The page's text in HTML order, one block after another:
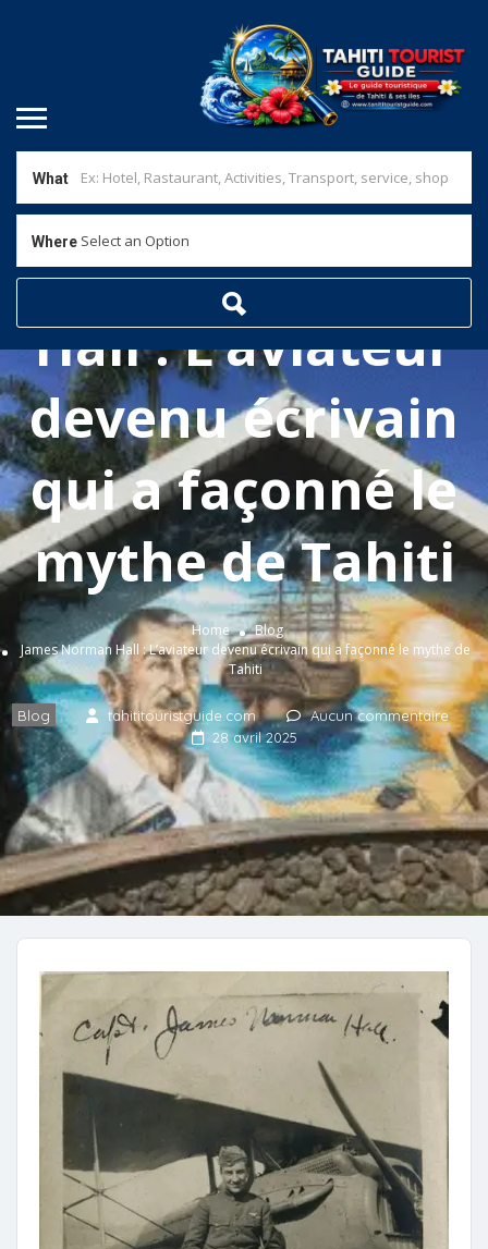
What
Where Select an Option
James Norman
Hall : L’aviateur
devenu écrivain
qui a façonné le
mythe de Tahiti
Home
Blog
James Norman Hall : L’aviateur devenu écrivain qui a façonné le mythe de
Tahiti
Blog tahititouristguide.com
Aucun commentaire
28 avril 2025